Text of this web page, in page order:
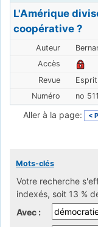
L'Amérique
coopérative ?
Esprit
no
Aller à la page: <
Mots-clés
Votre recherche
indexés, soit 13 %
Avec :